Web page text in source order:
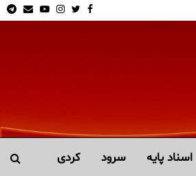
Facebook
Twitter
Instagram
Youtube
Email
اسناد پایه سرود کردی